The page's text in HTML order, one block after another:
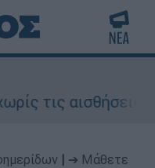
τις αισθήσεις
➔ Μάθετε